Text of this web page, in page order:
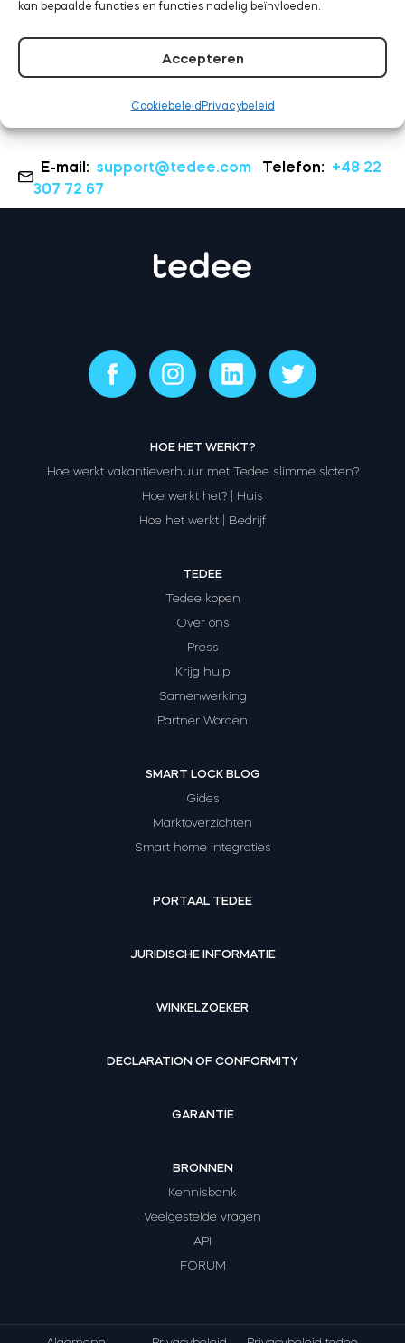
kan bepaalde functies en functies nadelig beïnvloeden.
Accepteren
Cookiebeleid Privacybeleid
LEES VERDER
E-mail: support@tedee.com Telefon: +48 22
307 72 67
HOE HET WERKT?
Hoe werkt vakantieverhuur met Tedee slimme sloten?
Hoe werkt het? | Huis
Hoe het werkt | Bedrijf
TEDEE
Tedee kopen
Over ons
Press
Krijg hulp
Samenwerking
Partner Worden
SMART LOCK BLOG
Gides
Marktoverzichten
Smart home integraties
PORTAAL TEDEE
JURIDISCHE INFORMATIE
WINKELZOEKER
DECLARATION OF CONFORMITY
GARANTIE
BRONNEN
Kennisbank
Veelgestelde vragen
API
FORUM